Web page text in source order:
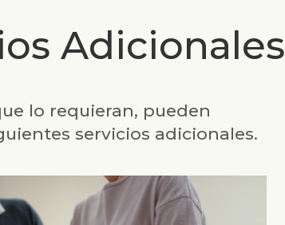
Adicionales
lo requieran, pueden
servicios adicionales.